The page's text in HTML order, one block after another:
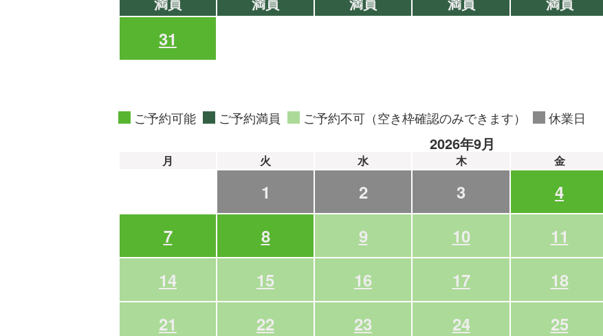
31
ご予約可能 ご予約満員 ご予約不可（空き枠確認のみできます） 休業日
2026年9月
月 火 水 木 金
1 2 3 4
7 8 9 10 11
14
15 16 17 18
21
22 23 24 25